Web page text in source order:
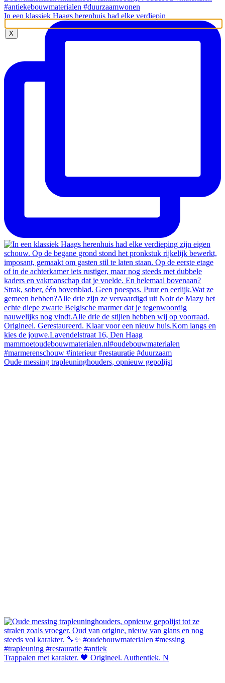
In een klassiek Haags herenhuis had elke verdiepin
Oude messing trapleuninghouders, opnieuw gepolijst
Trappalen met karakter. 🖤 Origineel. Authentiek. N
X